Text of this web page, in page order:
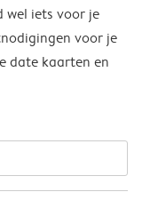
wel iets voor je
voor je
date kaarten en